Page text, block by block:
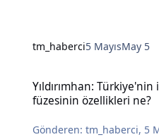
tm_haberci5 MayısMay 5
Yıldırımhan:
füzesinin özellikleri ne?
Gönderen:tm_haberci, 5